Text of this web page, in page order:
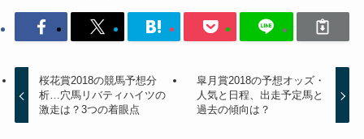
桜花賞2018の競馬予想分
析…穴馬リバティハイツの
激走は？3つの着眼点
皐月賞2018の予想オッズ・
人気と日程、出走予定馬と
過去の傾向は？